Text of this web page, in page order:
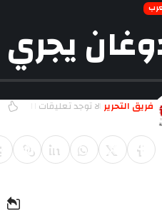
فريق التحرير لا توجد تعليقات